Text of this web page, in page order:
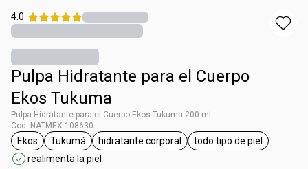
4.0
Pulpa Hidratante para el Cuerpo
Ekos Tukuma
Pulpa Hidratante para el Cuerpo Ekos Tukuma 200 ml
Cod. NATMEX-108630 -
etiqueta Ekos
Ekos
etiqueta Tukumá
Tukumá
etiqueta hidratante corporal
hidratante corporal
etiqueta todo tipo
todo tipo de piel
realimenta la piel